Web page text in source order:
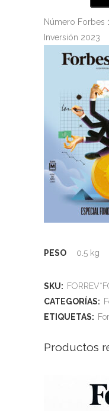
Número Forbes
Inversión 2023
PESO 0.5 kg
SKU:
CATEGORÍAS:
ETIQUETAS:
Productos